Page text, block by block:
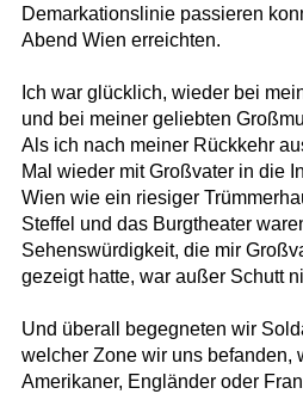
Demarkationslinie passieren
Abend Wien erreichten.
Ich war glücklich, wieder bei
und bei meiner geliebten
Als ich nach meiner Rückkehr
Mal wieder mit Großvater in die
Wien wie ein riesiger
Steffel und das Burgtheater
Sehenswürdigkeit, die mir
gezeigt hatte, war außer Schutt
Und überall begegneten wir
welcher Zone wir uns befanden,
Amerikaner, Engländer oder